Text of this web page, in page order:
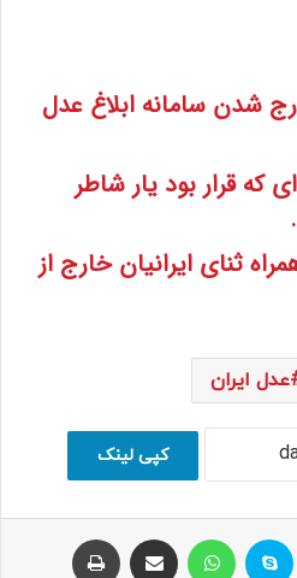
شدن سامانه ابلاغ عدل
که قرار بود یار شاطر
ثنای ایرانیان خارج از
عدل ایران
کپی لینک
لینکداین اسکایپ واتس آپ اشتراک با ایمیل